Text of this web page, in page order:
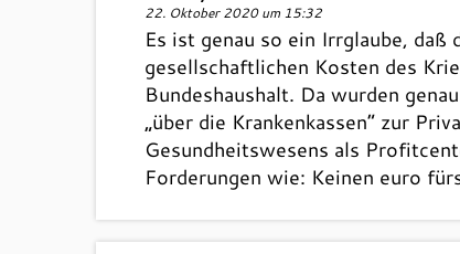
22. Oktober 2020 um 15:32
Es ist genau so ein Irrglaube,
gesellschaftlichen Kosten des
Bundeshaushalt. Da wurden
„über die Krankenkassen“ zur
Gesundheitswesens als
Forderungen wie: Keinen euro